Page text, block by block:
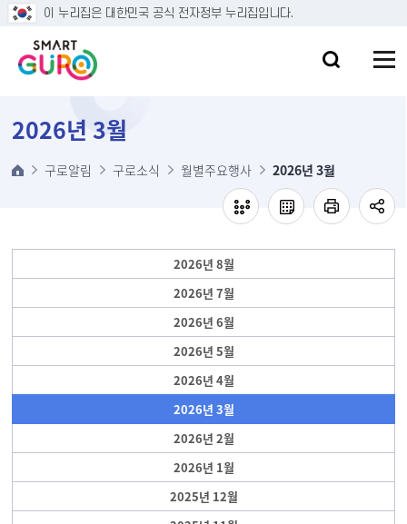
본문 바로가기
이 누리집은 대한민국 공식 전자정부 누리집입니다.
2026년 3월
구로알림 구로소식 월별주요행사 2026년 3월
2026년 8월
2026년 7월
2026년 6월
2026년 5월
2026년 4월
2026년 3월
2026년 2월
2026년 1월
2025년 12월